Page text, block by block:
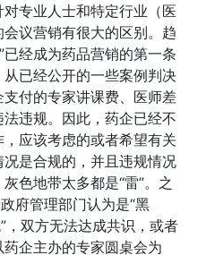
专业人士和特定行业（医
议营销有很大的区别。趋
已经成为药品营销的第一条
已经公开的一些案例判决
付的专家讲课费、医师差
违规。因此，药企已经不
应该考虑的或者希望有关
是合规的，并且违规情况
色地带太多都是“雷”。之
府管理部门认为是“黑
，双方无法达成共识，或者
企主办的专家圆桌会为